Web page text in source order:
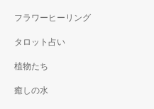
フラワーヒーリング
タロット占い
植物たち
癒しの水